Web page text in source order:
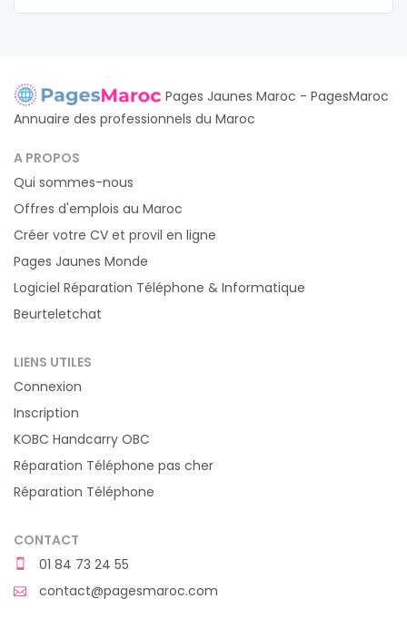
Pages Jaunes Maroc - PagesMaroc
Annuaire des professionnels du Maroc
A PROPOS
Qui sommes-nous
Offres d'emplois au Maroc
Créer votre CV et provil en ligne
Pages Jaunes Monde
Logiciel Réparation Téléphone & Informatique
Beurteletchat
LIENS UTILES
Connexion
Inscription
KOBC Handcarry OBC
Réparation Téléphone pas cher
Réparation Téléphone
CONTACT
01 84 73 24 55
contact@pagesmaroc.com